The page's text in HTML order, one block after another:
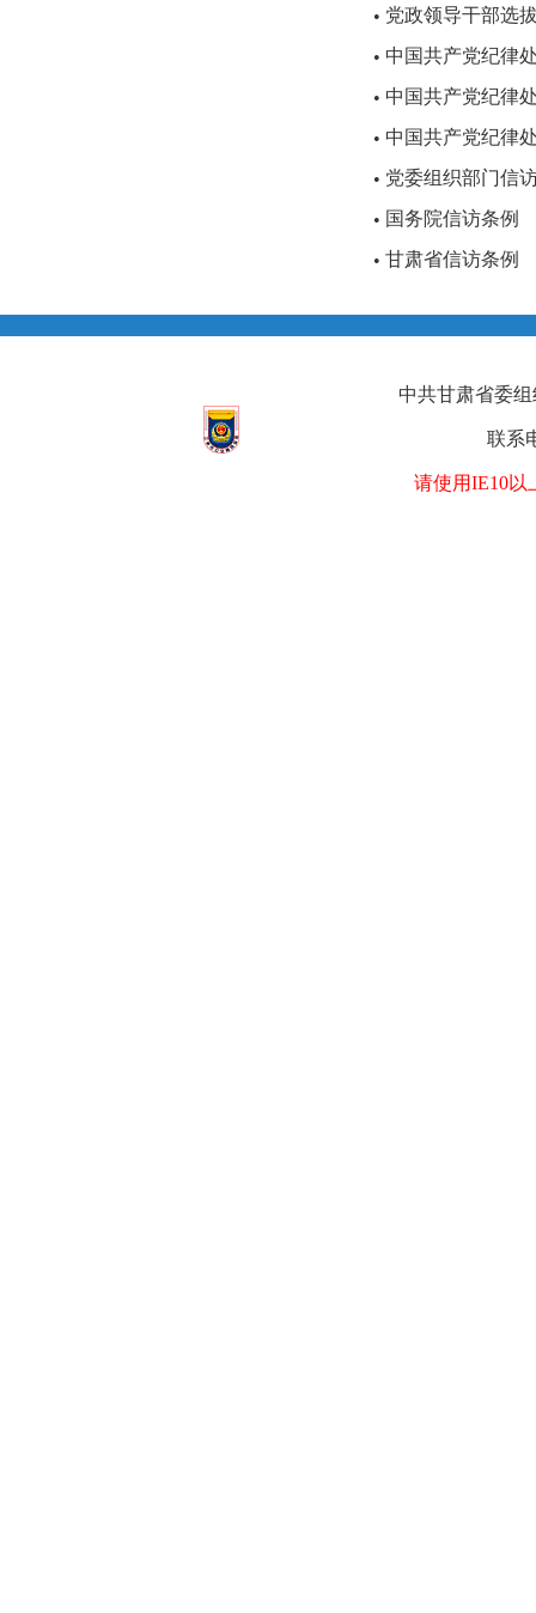
• 党政领导干部选
• 中国共产党纪律
• 中国共产党纪律
• 中国共产党纪律
• 党委组织部门信
• 国务院信访条例
• 甘肃省信访条例
中共甘肃省委
联系
请使用IE10以